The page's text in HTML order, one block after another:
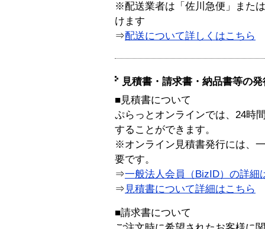
※配送業者は「佐川急便」また
けます
⇒配送について詳しくはこちら
見積書・請求書・納品書等の
■見積書について
ぷらっとオンラインでは、24時
することができます。
※オンライン見積書発行には、
要です。
⇒一般法人会員（BizID）の詳細
⇒ 見積書について詳細はこちら
■請求書について